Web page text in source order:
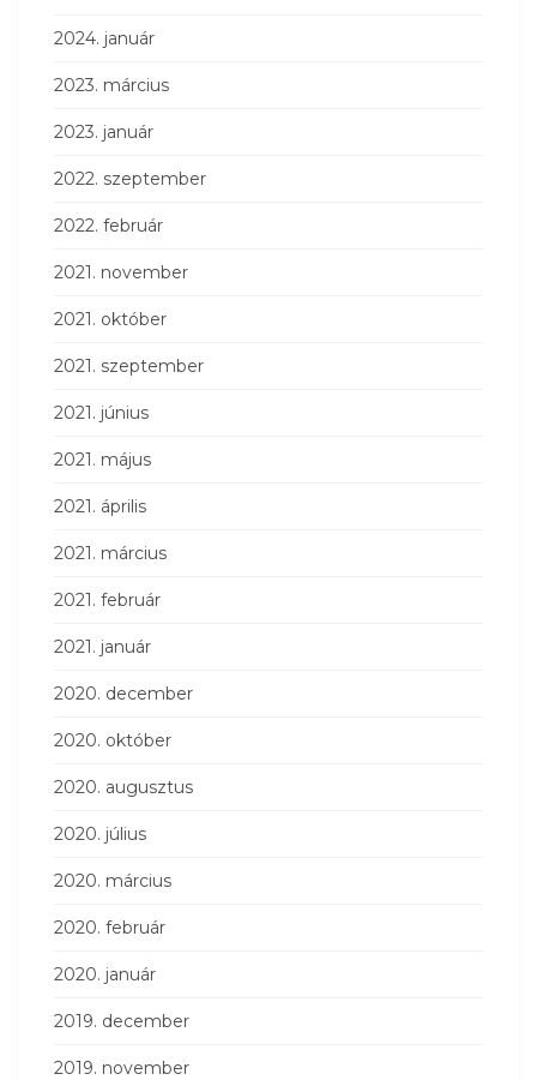
2024. január
2023. március
2023. január
2022. szeptember
2022. február
2021. november
2021. október
2021. szeptember
2021. június
2021. május
2021. április
2021. március
2021. február
2021. január
2020. december
2020. október
2020. augusztus
2020. július
2020. március
2020. február
2020. január
2019. december
2019. november